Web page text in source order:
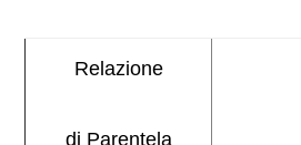
Relazione
di Parentela